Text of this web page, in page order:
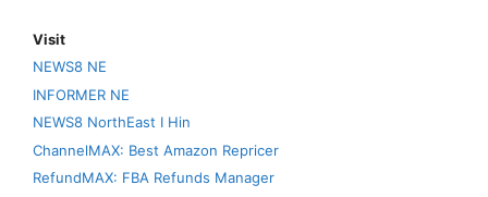
Visit
NEWS8 NE
INFORMER NE
NEWS8 NorthEast I Hin
ChannelMAX: Best Amazon Repricer
RefundMAX: FBA Refunds Manager